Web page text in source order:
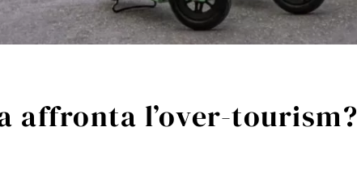
affronta l’over-tourism?